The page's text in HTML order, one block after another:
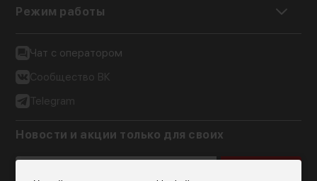
Режим работы
Чат с оператором
Сообщество ВК
Telegram
Новости и акции только для своих